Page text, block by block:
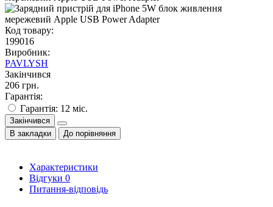
Код товару:
199016
Виробник:
PAVLYSH
Закінчився
206 грн.
Гарантія:
Гарантія: 12 міс.
Закінчився
В закладки
До порівняння
Характеристики
Відгуки 0
Питання-відповідь